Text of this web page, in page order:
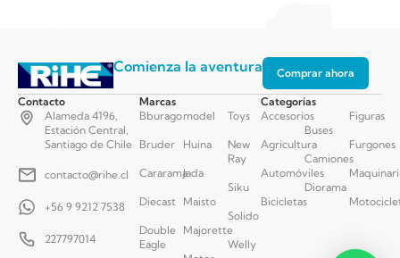
Comienza la aventura Comprar ahora
Contacto
Alameda 4196,
Estación Central,
Santiago de Chile
contacto@rihe.cl
+56 9 9212 7538
227797014
Marcas
Bburago
Bruder
Cararama
Diecast
Double
Eagle
model
Huina
Jada
Maisto
Majorette
Toys
New
Ray
Siku
Solido
Welly
Categorías
Accesorios
Agricultura
Automóviles
Bicicletas
Buses
Camiones
Diorama
Figuras
Furgones